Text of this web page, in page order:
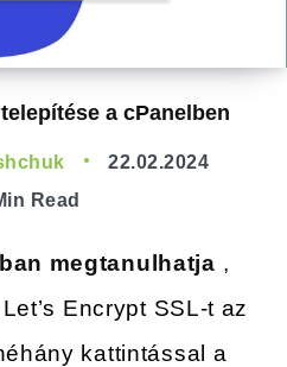
a cPanelben
22.02.2024
Read
megtanulhatja ,
Encrypt SSL-t az
kattintással a